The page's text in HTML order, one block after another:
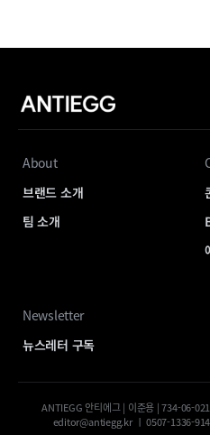
About
브랜드 소개
팀 소개
Newsletter
뉴스레터 구독
ANTIEGG 안티에그 | 이준용 | 734-06-
editor@antiegg.kr ㅣ 0507-1336-